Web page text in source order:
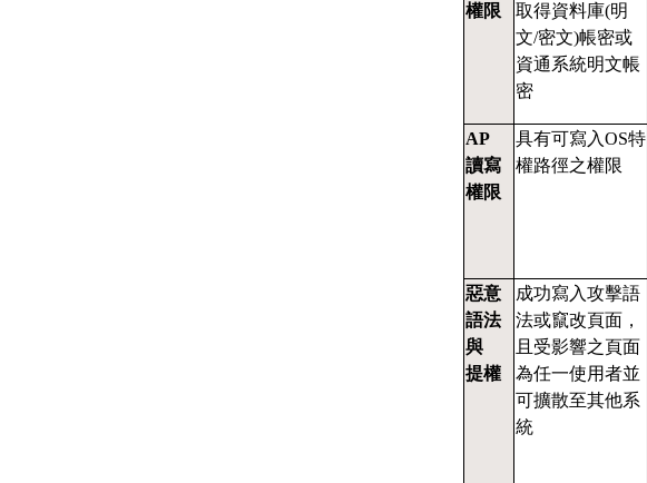
權限
取得資料庫(明
文/密文)帳密或
資通系統明文帳
密
AP
讀寫
權限
具有可寫入OS特
權路徑之權限
惡意
語法
與
提權
成功寫入攻擊語
法或竄改頁面，
且受影響之頁面
為任一使用者並
可擴散至其他系
統